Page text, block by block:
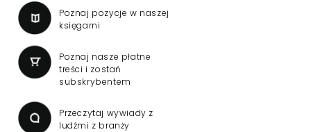
Poznaj pozycje w naszej
księgarni
Poznaj nasze płatne
treści i zostań
subskrybentem
Przeczytaj wywiady z
ludźmi z branży